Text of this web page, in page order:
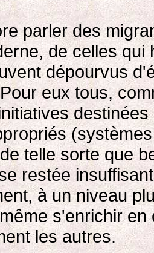
parler des
de celles
dépourvus
eux tous,
telle sorte que
restée
à un niveau
s'enrichir
les autres.